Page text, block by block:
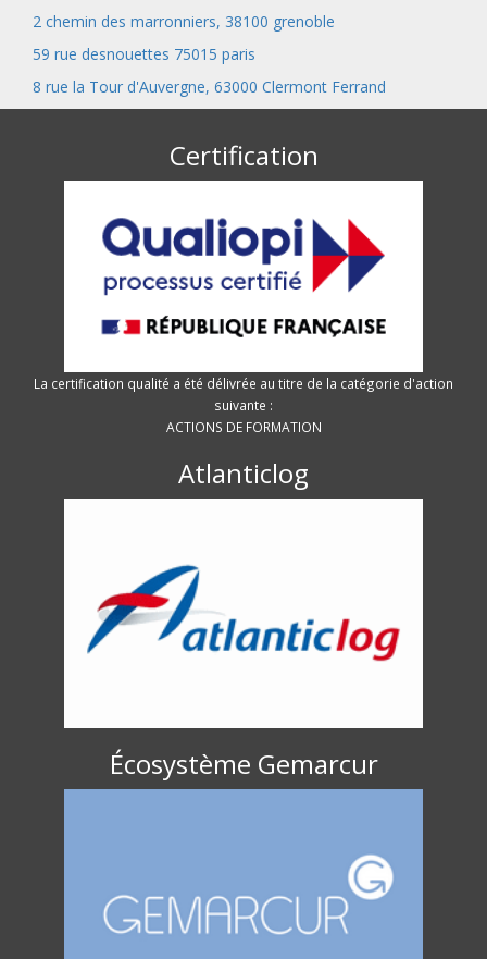
2 chemin des marronniers, 38100 grenoble
59 rue desnouettes 75015 paris
8 rue la Tour d'Auvergne, 63000 Clermont Ferrand
Certification
La certification qualité a été délivrée au titre de la catégorie d'action
suivante :
ACTIONS DE FORMATION
Atlanticlog
Écosystème Gemarcur